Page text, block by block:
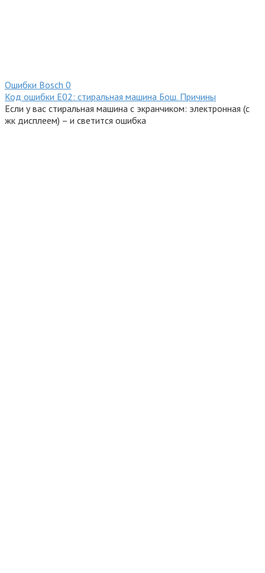
Ошибки Bosсh 0
Код ошибки E02: стиральная машина Бош. Причины
Если у вас стиральная машина с экранчиком: электронная (с
жк дисплеем) – и светится ошибка